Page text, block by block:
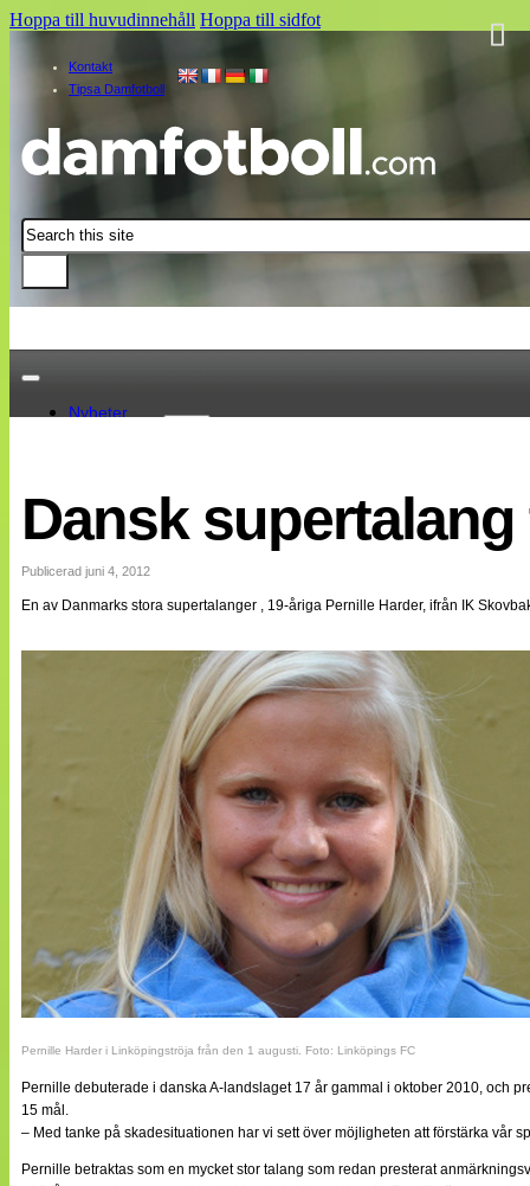
Hoppa till huvudinnehåll Hoppa till sidfot
Kontakt
Tipsa Damfotboll
Sök
Nyheter
Landslaget
EM 2013
Internationellt
Bildreportage
Bloggar
Webb-TV
Till klubbkassan
Split vision
Annonsera
Statistik
Tipsa Damfotboll
Kontakt
Dansk
Publicerad juni 4, 2012
En av Danmarks stora supertalanger , 19-åriga Pernille Harder, ifrån IK
Pernille Harder i Linköpingströja från den 1 augusti. Foto: Linköpings FC
Pernille debuterade i danska A-landslaget 17 år gammal i oktober 2010, och
15 mål.
– Med tanke på skadesituationen har vi sett över möjligheten att förstärka vår
Pernille betraktas som en mycket stor talang som redan presterat